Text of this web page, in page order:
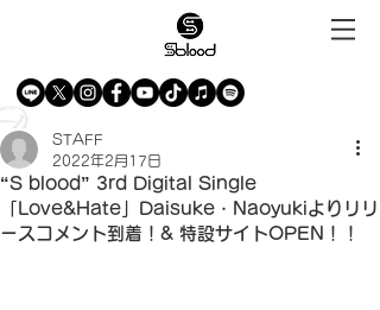
“S blood” 3rd Digital Single
「Love&Hate」Daisuke・Naoyukiよりリリ
ースコメント到着！& 特設サイトOPEN！！
STAFF
2022年2月17日